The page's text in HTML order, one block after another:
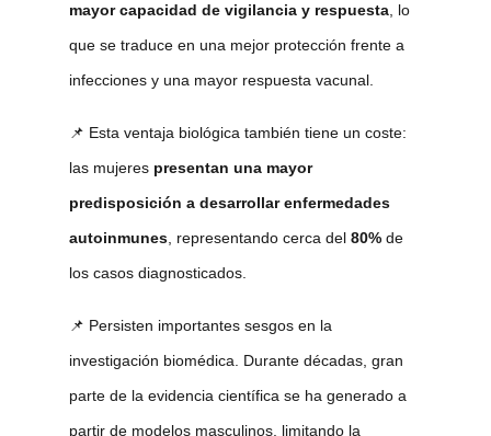
mayor capacidad de vigilancia y respuesta, lo
que se traduce en una mejor protección frente a
infecciones y una mayor respuesta vacunal.
📌 Esta ventaja biológica también tiene un coste:
las mujeres presentan una mayor
predisposición a desarrollar enfermedades
autoinmunes, representando cerca del 80% de
los casos diagnosticados.
📌 Persisten importantes sesgos en la
investigación biomédica. Durante décadas, gran
parte de la evidencia científica se ha generado a
partir de modelos masculinos, limitando la